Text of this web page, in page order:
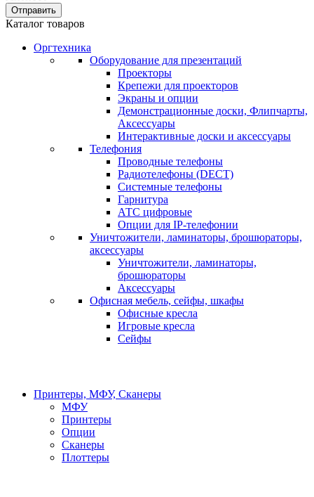
Отправить
Каталог товаров
Оргтехника
Оборудование для презентаций
Проекторы
Крепежи для проекторов
Экраны и опции
Демонстрационные доски, Флипчарты,
Аксессуары
Интерактивные доски и аксессуары
Телефония
Проводные телефоны
Радиотелефоны (DECT)
Системные телефоны
Гарнитура
АТС цифровые
Опции для IP-телефонии
Уничтожители, ламинаторы, брошюраторы,
аксессуары
Уничтожители, ламинаторы,
брошюраторы
Аксессуары
Офисная мебель, сейфы, шкафы
Офисные кресла
Игровые кресла
Сейфы
Принтеры, МФУ, Сканеры
МФУ
Принтеры
Опции
Сканеры
Плоттеры